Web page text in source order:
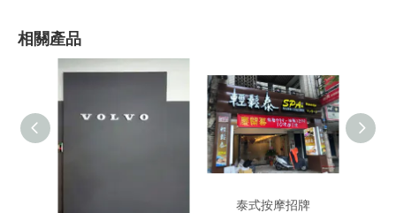
相關產品
泰式按摩招牌